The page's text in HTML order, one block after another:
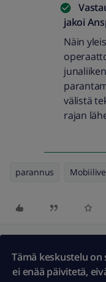
jakoi
Näin
välistä
rajan
parannus
Tämä keskustelu
ei enää päivitetä,